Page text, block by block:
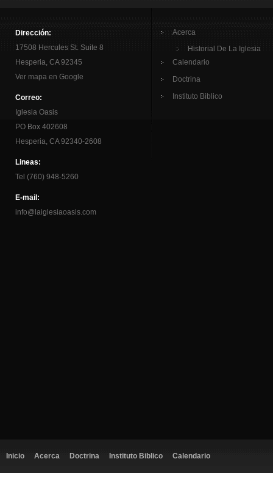
Dirección:
17508 Hercules St. Suite 8
Hesperia, CA 92345
Ver mapa en Google
Correo:
Iglesia Oasis
PO Box 402608
Hesperia, CA 92340-2608
Lineas:
Tel (760) 948-5260
E-mail:
info@laiglesiaoasis.com
Acerca
Historial De La Iglesia
Calendario
Doctrina
Instituto Biblico
Inicio Acerca Doctrina Instituto Biblico Calendario